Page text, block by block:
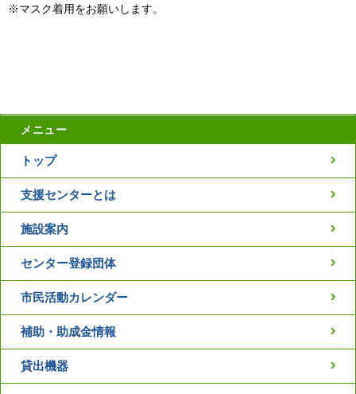
※マスク着用をお願いします。
メニュー
トップ
支援センターとは
施設案内
センター登録団体
市民活動カレンダー
補助・助成金情報
貸出機器